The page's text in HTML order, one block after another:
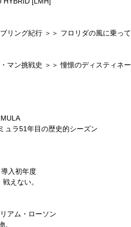
リング紀行 ＞＞ フロリダの風に乗って
マン挑戦史 ＞＞ 憧憬のディスティネー
ュラ51年目の歴史的シーズン
入初年度
えない。
アム・ローソン
。